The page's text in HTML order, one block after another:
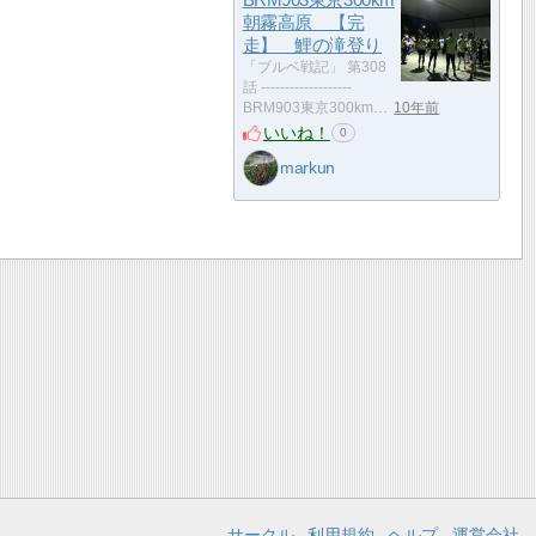
朝霧高原 【完
走】 鯉の滝登り
「ブルベ戦記」 第308
話 -------------------
BRM903東京300km… 10年前
いいね！ 0
markun